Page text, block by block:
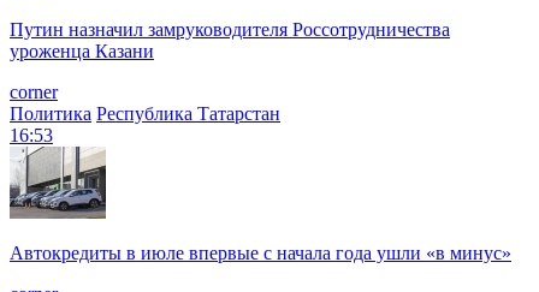
Путин назначил замруководителя Россотрудничества
уроженца Казани
corner
Политика Республика Татарстан
16:53
Автокредиты в июле впервые с начала года ушли «в минус»